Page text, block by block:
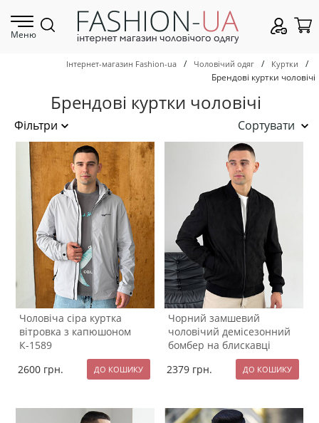
Меню
Інтернет-магазин Fashion-ua / Чоловічий одяг / Куртки
/
Брендові куртки чоловічі
Брендові куртки чоловічі
Сортувати
Чоловіча сіра куртка
вітровка з капюшоном
К-1589
2600 грн.
Чорний замшевий
чоловічий демісезонний
бомбер на блискавці
2379 грн.